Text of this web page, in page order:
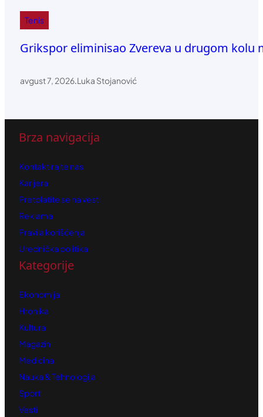
Tenis
Grikspor eliminisao Zvereva u drugom kolu
avgust 7, 2026.Luka Stojanović
Brza navigacija
Kontaktirajte nas
Karijera
Pretplatite se na vesti
Reklama
Pravila korišćenja
Urednička politika
Kategorije
Ekonomija
Hronika
Kultura
Magazin
Medicina
Nauka & Tehnologija
Sport
Vesti